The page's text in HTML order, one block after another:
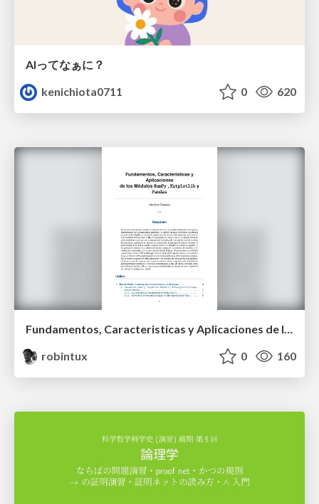
AIってなぁに？
kenichiota0711
0 620
Fundamentos, Caracteristicas y Aplicaciones de los Modulos NumPy , Matplotlib y Pandas
robintux
0 160